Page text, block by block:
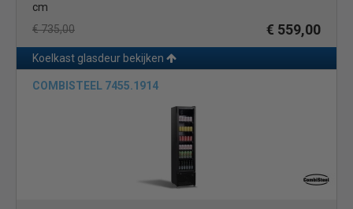
cm
€ 735,00
€ 559,00
Koelkast glasdeur bekijken
COMBISTEEL 7455.1914